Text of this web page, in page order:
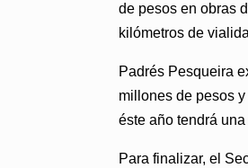
de pesos en obras
kilómetros de
Padrés Pesqueira
millones de pesos
éste año tendrá
Para finalizar, el